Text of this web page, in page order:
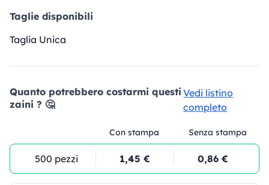
Taglie disponibili
Taglia Unica
Quanto potrebbero costarmi questi
zaini ? 🤔
Vedi listino
completo
Con stampa Senza stampa
500 pezzi 1,45 € 0,86 €